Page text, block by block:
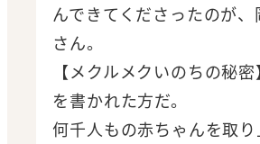
んできてくださったのが
さん。
【メクルメクいのちの秘
を書かれた方だ。
何千人もの赤ちゃんを取